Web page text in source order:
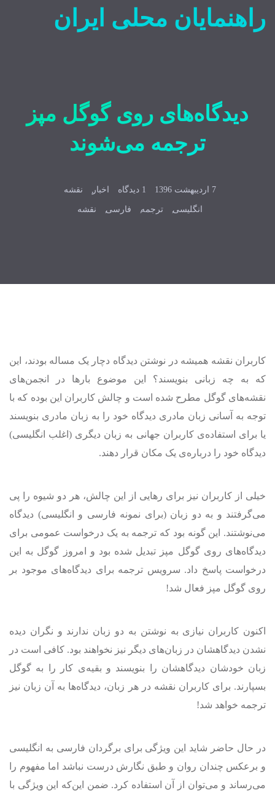
راهنمایان محلی ایران
دیدگاه‌های روی گوگل مپز
ترجمه می‌شوند
7 اردیبهشت 1396 1 دیدگاه اخبار نقشه
انگلیسی ترجمه فارسی نقشه
کاربران نقشه همیشه در نوشتن دیدگاه دچار یک مساله بودند، این
که به چه زبانی بنویسند؟ این موضوع بارها در انجمن‌های
نقشه‌های گوگل مطرح شده است و چالش کاربران این بوده که با
توجه به آسانی زبان مادری دیدگاه خود را به زبان مادری بنویسند
یا برای استفاده‌ی کاربران جهانی به زبان دیگری (اغلب انگلیسی)
دیدگاه خود را درباره‌ی یک مکان قرار دهند.
خیلی از کاربران نیز برای رهایی از این چالش، هر دو شیوه را پی
می‌گرفتند و به دو زبان (برای نمونه فارسی و انگلیسی) دیدگاه
می‌نوشتند. این گونه بود که ترجمه به یک درخواست عمومی برای
دیدگاه‌های روی گوگل مپز تبدیل شده بود و امروز گوگل به این
درخواست پاسخ داد. سرویس ترجمه برای دیدگاه‌های موجود بر
روی گوگل مپز فعال شد!
اکنون کاربران نیازی به نوشتن به دو زبان ندارند و نگران دیده
نشدن دیدگاهشان در زبان‌های دیگر نیز نخواهند بود. کافی است در
زبان خودشان دیدگاهشان را بنویسند و بقیه‌ی کار را به گوگل
بسپارند. برای کاربران نقشه در هر زبان، دیدگاه‌ها به آن زبان نیز
ترجمه خواهد شد!
در حال حاضر شاید این ویژگی برای برگردان فارسی به انگلیسی
و برعکس چندان روان و طبق نگارش درست نباشد اما مفهوم را
می‌رساند و می‌توان از آن استفاده کرد. ضمن این‌که این ویژگی با